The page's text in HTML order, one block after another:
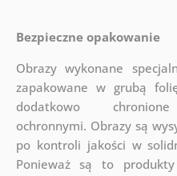
Bezpieczne opakowanie
Obrazy wykonane
zapakowane w grubą
dodatkowo
ochronnymi. Obrazy są
po kontroli jakości w
Ponieważ są to